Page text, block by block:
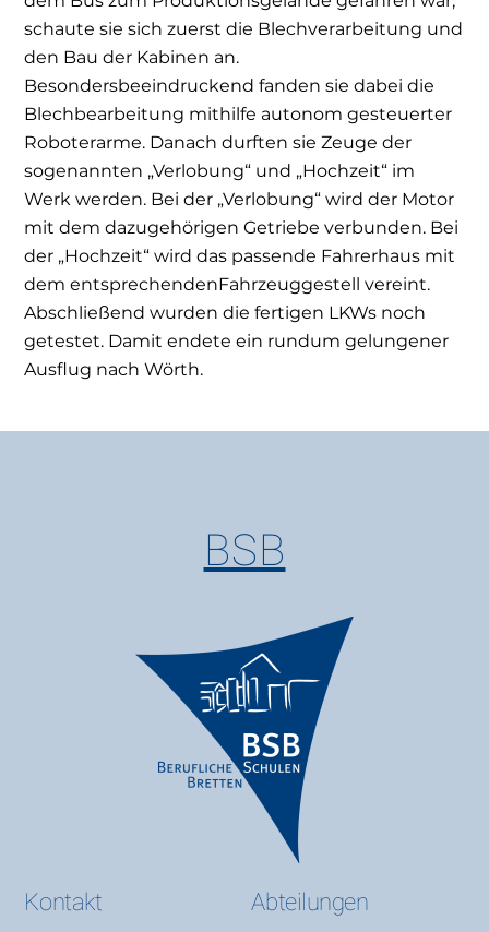
schaute sie sich zuerst die Blechverarbeitung und
den Bau der Kabinen an.
Besondersbeeindruckend fanden sie dabei die
Blechbearbeitung mithilfe autonom gesteuerter
Roboterarme. Danach durften sie Zeuge der
sogenannten „Verlobung“ und „Hochzeit“ im
Werk werden. Bei der „Verlobung“ wird der Motor
mit dem dazugehörigen Getriebe verbunden. Bei
der „Hochzeit“ wird das passende Fahrerhaus mit
dem entsprechendenFahrzeuggestell vereint.
Abschließend wurden die fertigen LKWs noch
getestet. Damit endete ein rundum gelungener
Ausflug nach Wörth.
BSB
Kontakt Abteilungen